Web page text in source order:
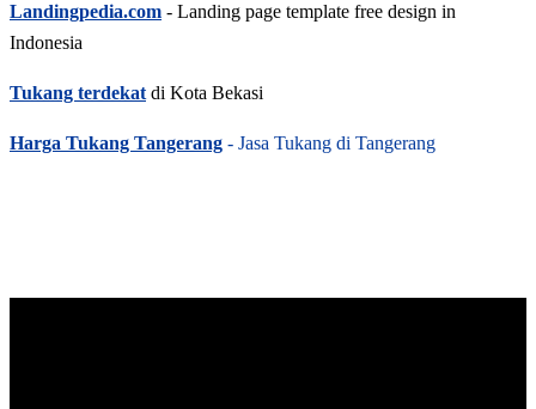
Landingpedia.com - Landing page template free design in
Indonesia
Tukang terdekatdi Kota Bekasi
Harga Tukang Tangerang - Jasa Tukang di Tangerang